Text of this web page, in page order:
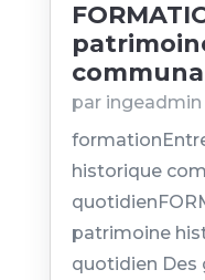
par ingeadmin
historique
patrimoine
quotidien Des